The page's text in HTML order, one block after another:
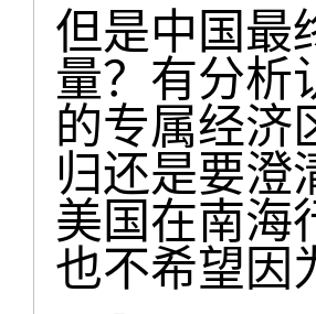
但是中国最
量？有分析
的专属经济
归还是要澄
美国在南海
也不希望因